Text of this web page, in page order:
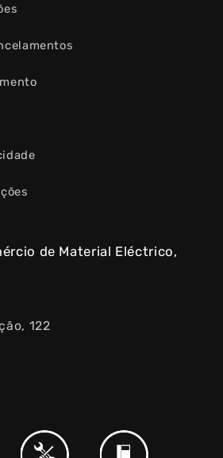
de Material Eléctrico,
122